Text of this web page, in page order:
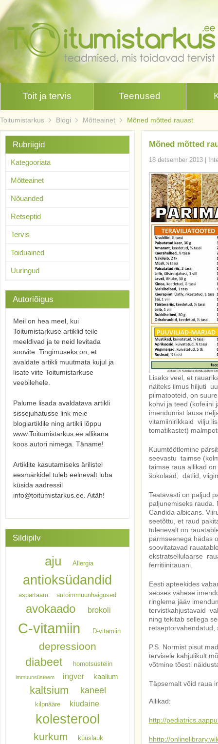
Toit ja tervis Teenused
Toitumistarkus Blogi Mõtteainet Mõned mõtted rauast
Mõned mõtted
18 detsember 2013
Lisaks veel, et
näiteks ilmus hiljuti
piimatooteid, on
kohvi ja teed (kofeiini
imendumist lausa
vitamiinirikkaid vilju
tomatikastet)
Kuumtöötlemine
seevastu taimse
taimse raua allikad
šokolaad; datlid,
Teatavasti on paljud
paljunemiseks rauda.
Candida albicans.
seetõttu, et raud
tulenevalt on
pärmseenega hädas
soovitatavad
ekstratsellulaarse
ferritiinirauani.
Eesti apteekides
seoses vähese
ringlema jääv
tervistkahjustavaid
ning tekitab sellega
retseptorvahendatud,
P.S. Normist pisut
tervisele kahjulikult
võtmine tõesti
Täpsemalt võid raua
Allikad:
http://
hhttp://
Rubriigid
Kategooriata
Mõtteainet
Nõuanded
Retseptid
Tervis
Toiduained
Uuringud
Autoriõigus
Meil on hea meel, kui
Toitumistarkuse artiklid teile
meeldivad ja te neid levitada
soovite. Tingimuseks on, et
avaldate artikli muutmata kujul ja
lisate viite Toitumistarkuse
veebilehele.
Palume lisada avaldatava artikli
sissejuhatusse link meie
blogiartiklile ning artikli lõppu
www.Toitumistarkus.ee allikana
koos autori nimega. Täname!
Artiklite kasutamiseks ärilistel
eesmärkidel tuleb eelnevalt luba
küsida aadressil
info@toitumistarkus.ee. Aitäh!
Sildipilv
aju Allergia
antioksüdandid
aspartaam autoimmuunhaigused
avokaado brokoli
C-vitamiin D-vitamiin
depressioon
diabeet homotsüsteiin
immuunsüsteem ingver kaalium
kaltsium kaneel
kilpnääre kiudaine
kolesterool
kurkum küüslauk